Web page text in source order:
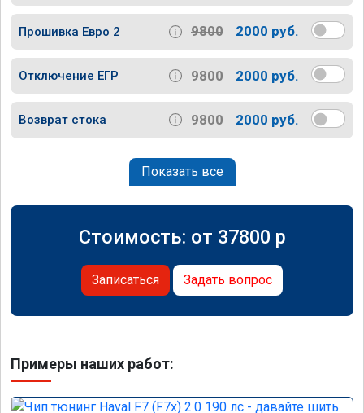
Прошивка Евро 2 9800 2000 руб.
Отключение ЕГР 9800 2000 руб.
Возврат стока 9800 2000 руб.
Показать все
Стоимость: от 37800 p
Записаться Задать вопрос
Примеры наших работ: